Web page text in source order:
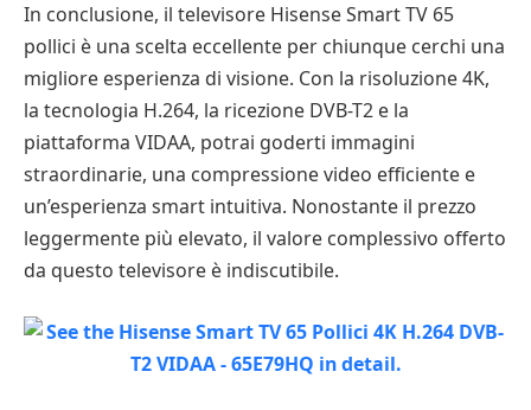
In conclusione, il televisore Hisense Smart TV 65
pollici è una scelta eccellente per chiunque cerchi una
migliore esperienza di visione. Con la risoluzione 4K,
la tecnologia H.264, la ricezione DVB-T2 e la
piattaforma VIDAA, potrai goderti immagini
straordinarie, una compressione video efficiente e
un’esperienza smart intuitiva. Nonostante il prezzo
leggermente più elevato, il valore complessivo offerto
da questo televisore è indiscutibile.